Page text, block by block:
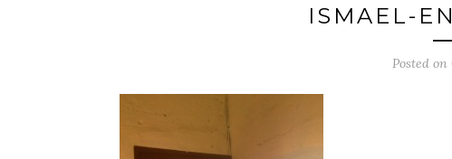
ISMAEL-
Posted